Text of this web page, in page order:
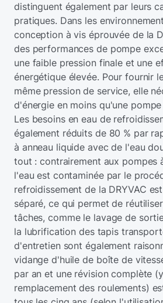
distinguent également par leurs
pratiques. Dans les
conception à vis éprouvée de la
des performances de pompe
une faible pression finale et une
énergétique élevée. Pour fournir
même pression de service, elle
d'énergie en moins qu'une
Les besoins en eau de
également réduits de 80 % par
à anneau liquide avec de l'eau
tout : contrairement aux pompes
l'eau est contaminée par le
refroidissement de la DRYVAC
séparé, ce qui permet de
tâches, comme le lavage de
la lubrification des tapis
d'entretien sont également
vidange d'huile de boîte de
par an et une révision complète
remplacement des roulements)